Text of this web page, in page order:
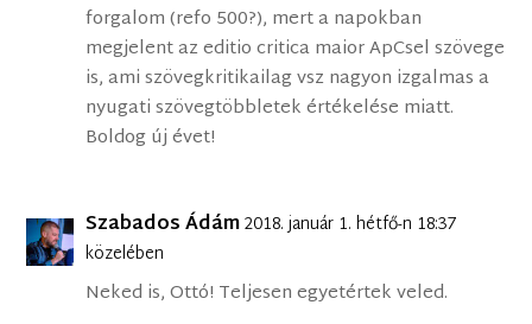
forgalom (refo 500?), mert a napokban
megjelent az editio critica maior ApCsel szövege
is, ami szövegkritikailag vsz nagyon izgalmas a
nyugati szövegtöbbletek értékelése miatt.
Boldog új évet!
Szabados Ádám2018. január 1. hétfő-n 18:37
közelében
Neked is, Ottó! Teljesen egyetértek veled.